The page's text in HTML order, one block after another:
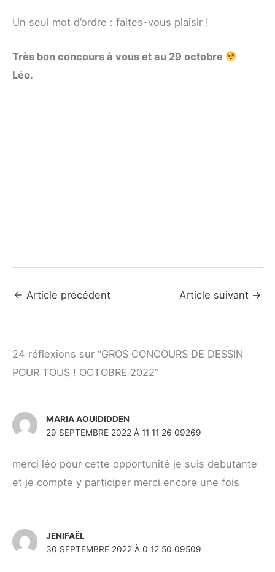
Un seul mot d’ordre : faites-vous plaisir !
Très bon concours à vous et au 29 octobre
Léo.
← Article précédent Article suivant →
24 réflexions sur “GROS CONCOURS DE DESSIN
POUR TOUS ! OCTOBRE 2022”
MARIA AOUIDIDDEN
29 SEPTEMBRE 2022 À 11 11 26 09269
merci léo pour cette opportunité je suis débutante
et je compte y participer merci encore une fois
JENIFAËL
30 SEPTEMBRE 2022 À 0 12 50 09509